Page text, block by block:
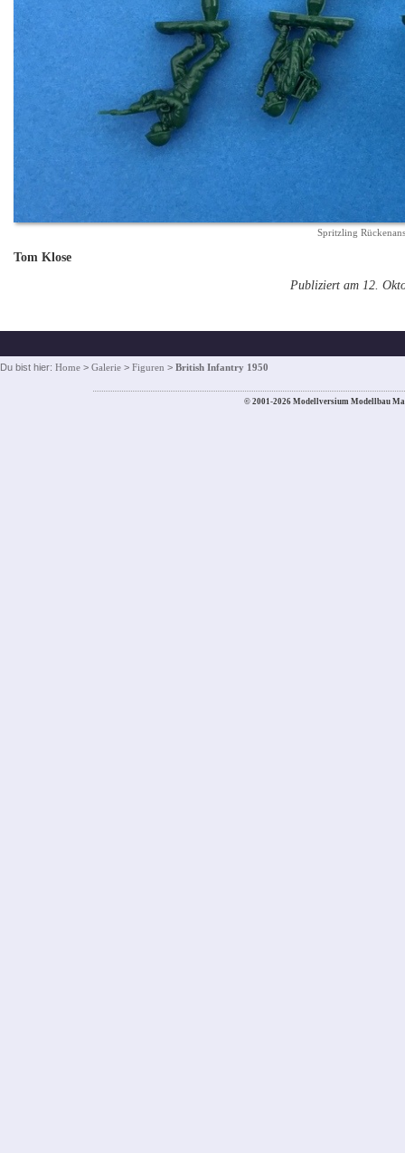
Spritzling
Tom Klose
Publiziert am 12.
Du bist hier: Home > Galerie > Figuren > British Infantry 1950
© 2001-2026 Modellversium Modellbau